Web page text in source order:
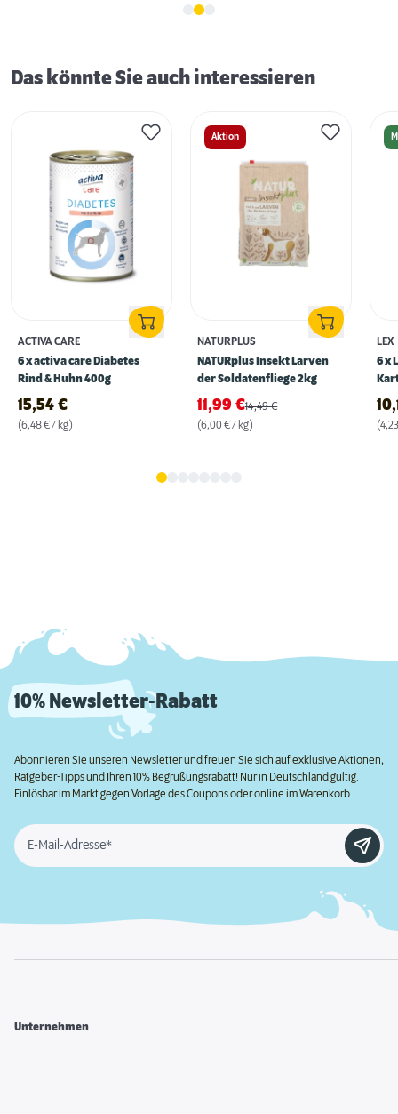
Das könnte Sie auch interessieren
ACTIVA CARE
6 x activa care Diabetes
Rind & Huhn 400g
15,54 €
(6,48 € / kg)
Aktion
NATURPLUS
NATURplus Insekt Larven
der Soldatenfliege 2kg
11,99 €14,49€
(6,00 € / kg)
LEX
6 x
10% Newsletter-Rabatt
Abonnieren Sie unseren Newsletter und freuen Sie sich auf exklusive Aktionen,
Ratgeber-Tipps und Ihren 10% Begrüßungsrabatt! Nur in Deutschland gültig.
Einlösbar im Markt gegen Vorlage des Coupons oder online im Warenkorb.
E-Mail-Adresse*
Unternehmen